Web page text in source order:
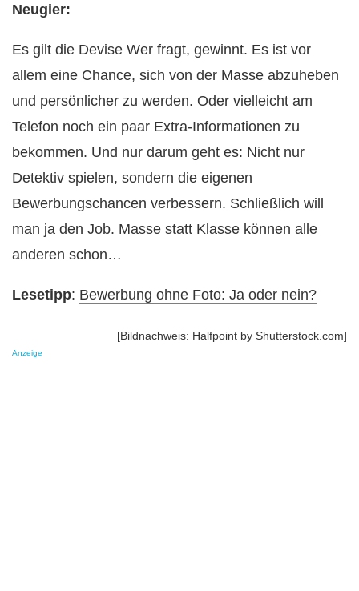
Neugier:
Es gilt die Devise Wer fragt, gewinnt. Es ist vor
allem eine Chance, sich von der Masse abzuheben
und persönlicher zu werden. Oder vielleicht am
Telefon noch ein paar Extra-Informationen zu
bekommen. Und nur darum geht es: Nicht nur
Detektiv spielen, sondern die eigenen
Bewerbungschancen verbessern. Schließlich will
man ja den Job. Masse statt Klasse können alle
anderen schon…
Lesetipp: Bewerbung ohne Foto: Ja oder nein?
[Bildnachweis: Halfpoint by Shutterstock.com]
Anzeige